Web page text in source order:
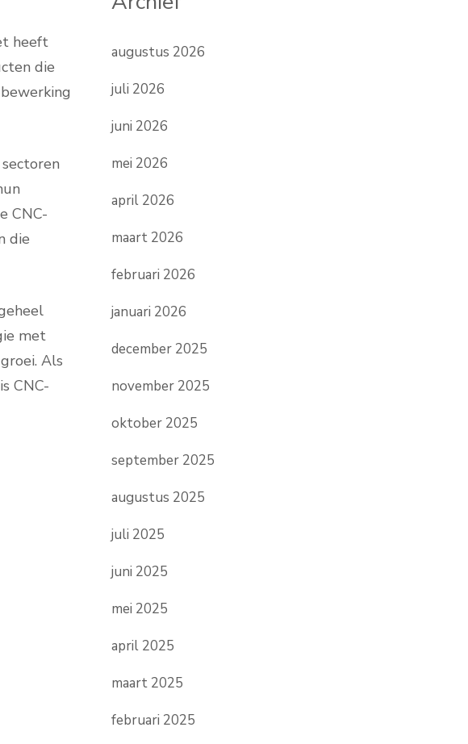
heeft
die
CNC-
die
met
Als
CNC-
augustus 2026
juli 2026
juni 2026
mei 2026
april 2026
maart 2026
februari 2026
januari 2026
december 2025
november 2025
oktober 2025
september 2025
augustus 2025
juli 2025
juni 2025
mei 2025
april 2025
maart 2025
februari 2025